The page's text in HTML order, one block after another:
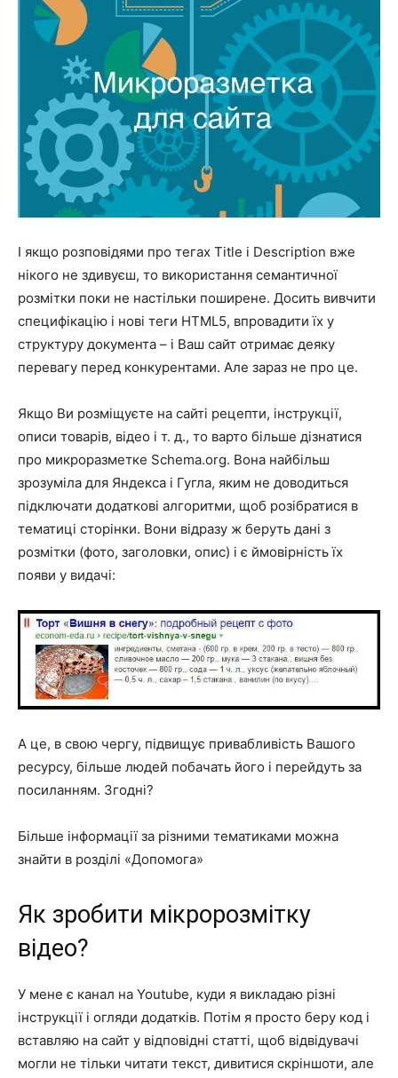
І якщо розповідями про тегах Title і Description вже
нікого не здивуєш, то використання семантичної
розмітки поки не настільки поширене. Досить вивчити
специфікацію і нові теги HTML5, впровадити їх у
структуру документа – і Ваш сайт отримає деяку
перевагу перед конкурентами. Але зараз не про це.
Якщо Ви розміщуєте на сайті рецепти, інструкції,
описи товарів, відео і т. д., то варто більше дізнатися
про микроразметке Schema.org. Вона найбільш
зрозуміла для Яндекса і Гугла, яким не доводиться
підключати додаткові алгоритми, щоб розібратися в
тематиці сторінки. Вони відразу ж беруть дані з
розмітки (фото, заголовки, опис) і є ймовірність їх
появи у видачі:
А це, в свою чергу, підвищує привабливість Вашого
ресурсу, більше людей побачать його і перейдуть за
посиланням. Згодні?
Більше інформації за різними тематиками можна
знайти в розділі «Допомога»
Як зробити мікророзмітку
відео?
У мене є канал на Youtube, куди я викладаю різні
інструкції і огляди додатків. Потім я просто беру код і
вставляю на сайт у відповідні статті, щоб відвідувачі
могли не тільки читати текст, дивитися скріншоти, але